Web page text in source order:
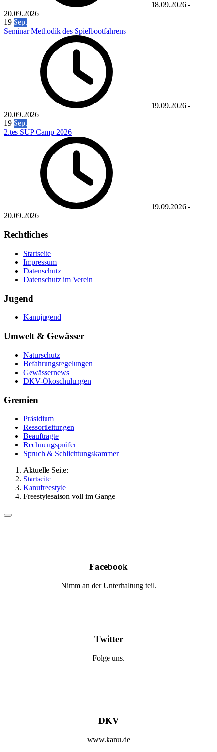
18.09.2026 -
20.09.2026
19 Sep.
Seminar Methodik des Spielbootfahrens
19.09.2026 -
20.09.2026
19 Sep.
2.tes SUP Camp 2026
19.09.2026 -
20.09.2026
Rechtliches
Startseite
Impressum
Datenschutz
Datenschutz im Verein
Jugend
Kanujugend
Umwelt & Gewässer
Naturschutz
Befahrungsregelungen
Gewässernews
DKV-Ökoschulungen
Gremien
Präsidium
Ressortleitungen
Beauftragte
Rechnungsprüfer
Spruch & Schlichtungskammer
Aktuelle Seite:
Startseite
Kanufreestyle
Freestylesaison voll im Gange
Facebook
Nimm an der Unterhaltung teil.
Twitter
Folge uns.
DKV
www.kanu.de